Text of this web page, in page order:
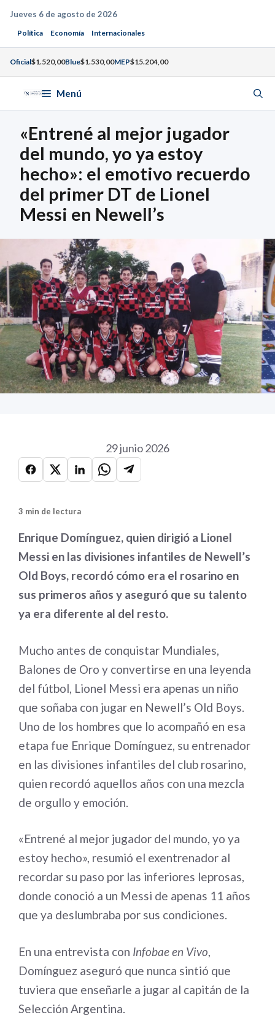
Saltar
contenido
Jueves 6 de agosto de 2026
Política Economía Internacionales
Oficial$1.520,00Blue$1.530,00MEP$15.204,00
Menú
«Entrené al mejor jugador
del mundo, yo ya estoy
hecho»: el emotivo recuerdo
del primer DT de Lionel
Messi en Newell’s
29 junio 2026
3 min de lectura
Enrique Domínguez, quien dirigió a Lionel
Messi en las divisiones infantiles de Newell’s
Old Boys, recordó cómo era el rosarino en
sus primeros años y aseguró que su talento
ya era diferente al del resto.
Mucho antes de conquistar Mundiales,
Balones de Oro y convertirse en una leyenda
del fútbol, Lionel Messi era apenas un niño
que soñaba con jugar en Newell’s Old Boys.
Uno de los hombres que lo acompañó en esa
etapa fue Enrique Domínguez, su entrenador
en las divisiones infantiles del club rosarino,
quien recordó aquellos años con una mezcla
de orgullo y emoción.
«Entrené al mejor jugador del mundo, yo ya
estoy hecho», resumió el exentrenador al
recordar su paso por las inferiores leprosas,
donde conoció a un Messi de apenas 11 años
que ya deslumbraba por sus condiciones.
En una entrevista con Infobae en Vivo
Domínguez aseguró que nunca sintió que
tuviera que enseñarle a jugar al capitán de la
Selección Argentina.